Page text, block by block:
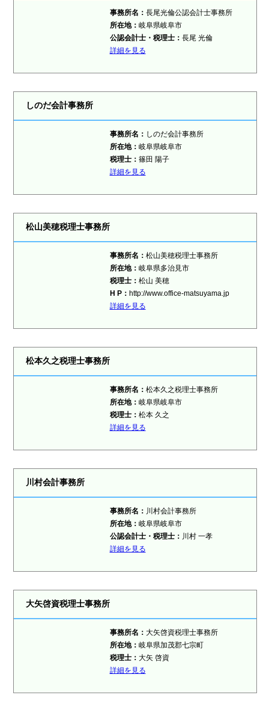
事務所名： 長尾光倫公認会計士事務所
所在地： 岐阜県岐阜市
公認会計士・税理士： 長尾 光倫
詳細を見る
しのだ会計事務所
事務所名： しのだ会計事務所
所在地： 岐阜県岐阜市
税理士： 篠田 陽子
詳細を見る
松山美穂税理士事務所
事務所名： 松山美穂税理士事務所
所在地： 岐阜県多治見市
税理士： 松山 美穂
H P： http://www.office-matsuyama.jp
詳細を見る
松本久之税理士事務所
事務所名： 松本久之税理士事務所
所在地： 岐阜県岐阜市
税理士： 松本 久之
詳細を見る
川村会計事務所
事務所名： 川村会計事務所
所在地： 岐阜県岐阜市
公認会計士・税理士： 川村 一孝
詳細を見る
大矢啓資税理士事務所
事務所名： 大矢啓資税理士事務所
所在地： 岐阜県加茂郡七宗町
税理士： 大矢 啓資
詳細を見る